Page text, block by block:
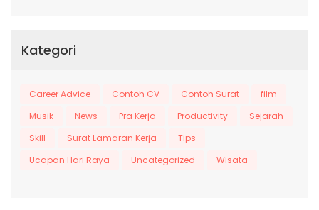
Kategori
Career Advice Contoh CV Contoh Surat
film
Musik
News Pra Kerja Productivity
Sejarah
Skill
Surat Lamaran Kerja
Tips
Ucapan Hari Raya
Uncategorized Wisata